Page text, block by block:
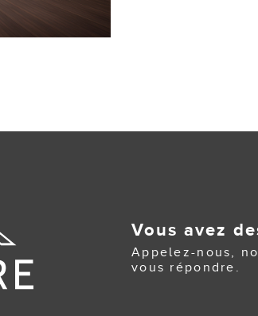
Vous avez
Appelez-nous,
vous répondre.